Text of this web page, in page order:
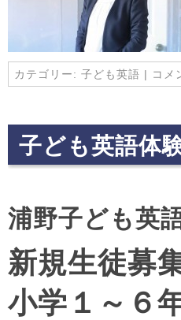
カテゴリー: 子ども英語 | コメ
子ども英語体
浦野子ども英
新規生徒募
小学１～６